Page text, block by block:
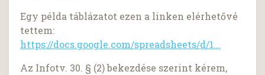
Egy példa táblázatot ezen a linken elérhetővé
tettem:
https://docs.google.com/spreadsheets/d/1...
Az Infotv. 30. § (2) bekezdése szerint kérem,